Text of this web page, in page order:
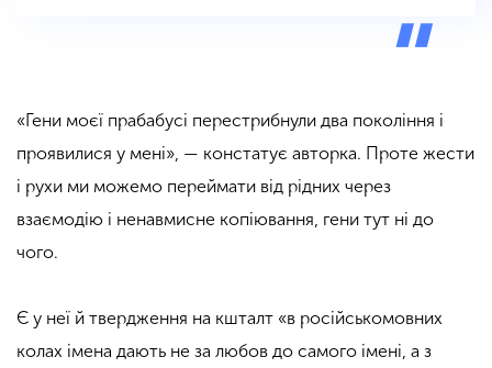
«Гени моєї прабабусі перестрибнули два покоління і
проявилися у мені», — констатує авторка. Проте жести
і рухи ми можемо переймати від рідних через
взаємодію і ненавмисне копіювання, гени тут ні до
чого.
Є у неї й твердження на кшталт «в російськомовних
колах імена дають не за любов до самого імені, а з